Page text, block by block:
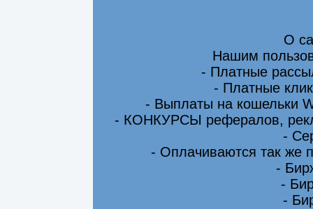
О
Нашим
- Платные
- Платные
- Выплаты на кошельки
- КОНКУРСЫ рефералов,
-
- Оплачиваются так же
-
-
-